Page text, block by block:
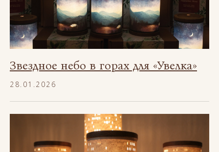
Звездное небо в горах для «Увелка»
28.01.2026